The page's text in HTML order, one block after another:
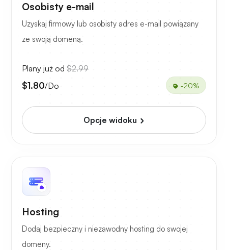
Osobisty e-mail
Uzyskaj firmowy lub osobisty adres e-mail powiązany
ze swoją domeną.
Plany już od $2.99
$1.80/Do -20%
Opcje widoku
Hosting
Dodaj bezpieczny i niezawodny hosting do swojej
domeny.